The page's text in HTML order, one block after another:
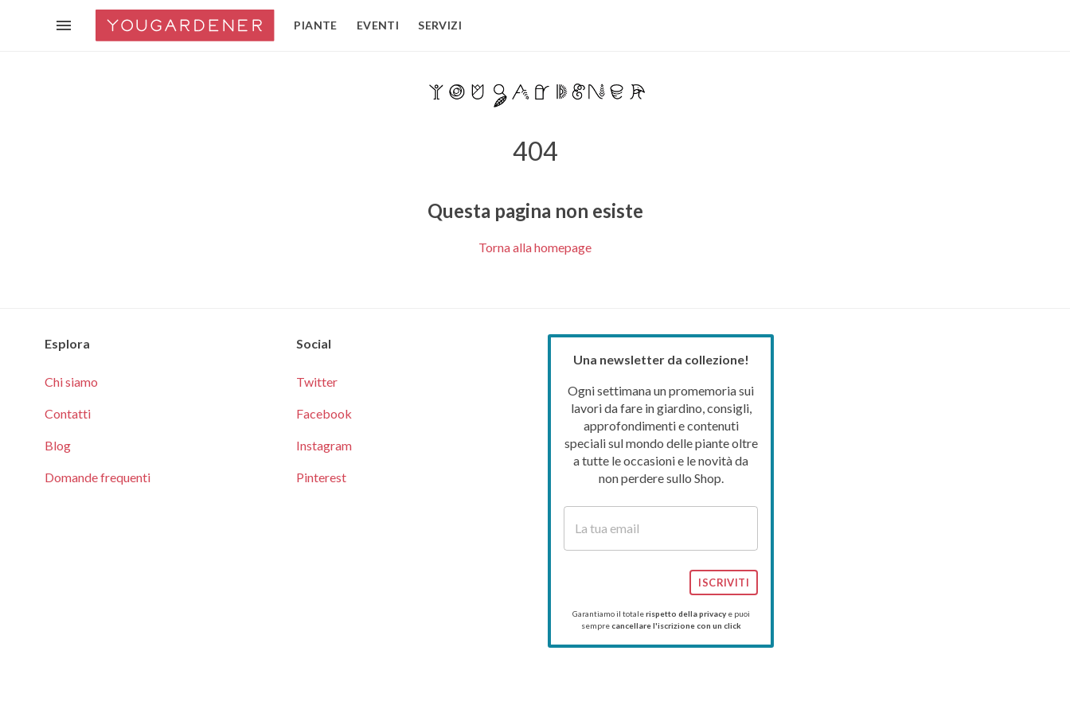
PIANTE EVENTI SERVIZI
404
Questa pagina non esiste
Torna alla homepage
Esplora
Chi siamo
Contatti
Blog
Domande frequenti
Social
Twitter
Facebook
Instagram
Pinterest
Una newsletter da collezione!
Ogni settimana un promemoria sui
lavori da fare in giardino, consigli,
approfondimenti e contenuti
speciali sul mondo delle piante oltre
a tutte le occasioni e le novità da
non perdere sullo Shop.
ISCRIVITI
Garantiamo il totalerispetto della privacye puoi
semprecancellare l'iscrizione con un click